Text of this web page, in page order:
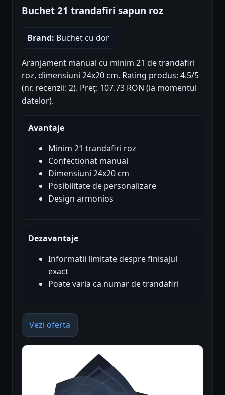
Buchet 21 trandafiri sapun roz
Brand: Buchet cu dor
Aranjament manual cu minim 21 de trandafiri
roz, dimensiuni 24x20 cm. Rating produs: 4.5/5
(nr. recenzii: 2). Preț: 107.73 RON (la momentul
datelor).
Avantaje
Minim 21 trandafiri roz
Confectionat manual
Dimensiuni 24x20 cm
Posibilitate de personalizare
Design armonios
Dezavantaje
Informatii limitate despre finisajul
exact
Poate varia ca numar de trandafiri
Vezi oferta